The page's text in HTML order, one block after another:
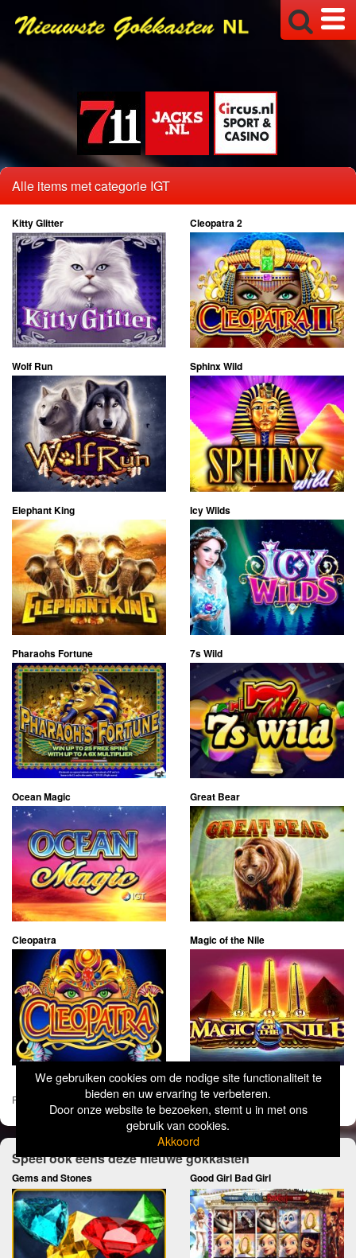
We gebruiken cookies om de nodige site functionaliteit te
bieden en uw ervaring te verbeteren.
Door onze website te bezoeken, stemt u in met ons
gebruik van cookies.
Akkoord
Alle items met categorie IGT
Kitty Glitter Cleopatra 2
Wolf Run Sphinx Wild
Elephant King Icy Wilds
Pharaohs Fortune 7s Wild
Ocean Magic Great Bear
Cleopatra Magic of the Nile
Pages: »
Speel ook eens deze nieuwe gokkasten
Gems and Stones Good Girl Bad Girl